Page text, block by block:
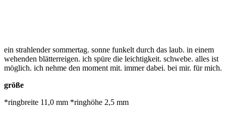
ein strahlender sommertag. sonne funkelt durch das laub. in einem
wehenden blätterreigen. ich spüre die leichtigkeit. schwebe. alles ist
möglich. ich nehme den moment mit. immer dabei. bei mir. für mich.
größe
*ringbreite 11,0 mm *ringhöhe 2,5 mm